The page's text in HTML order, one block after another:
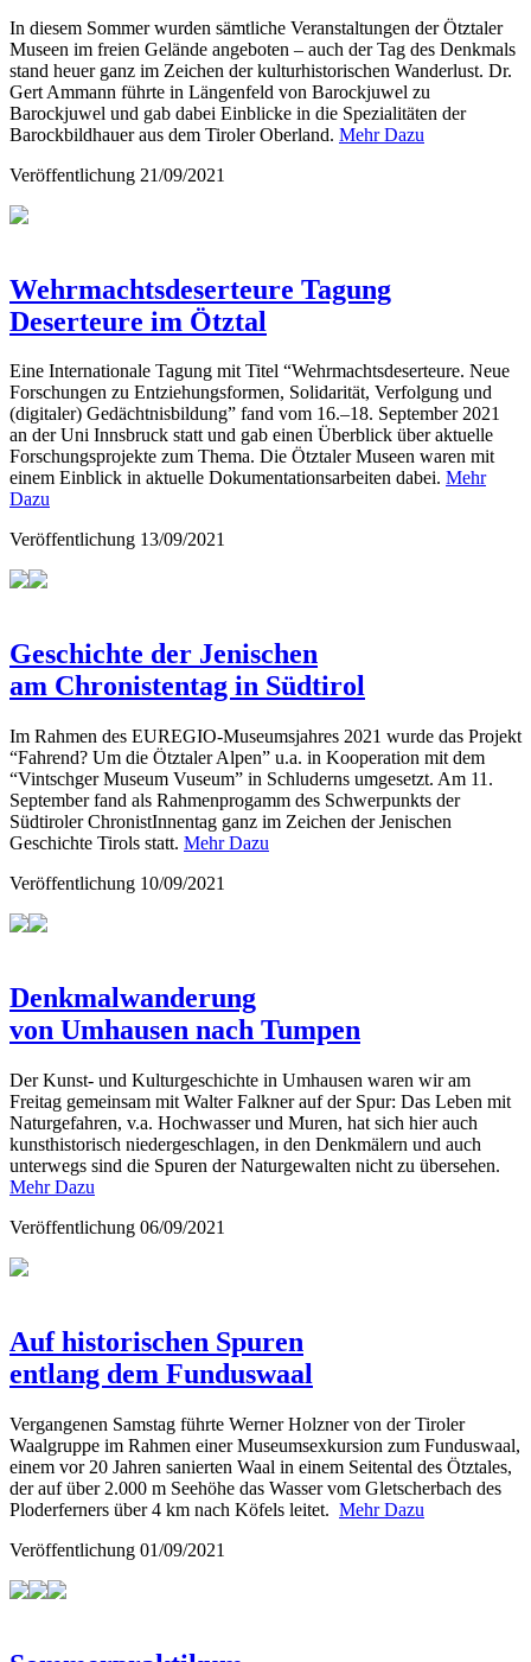
In diesem Sommer wurden sämtliche Veranstaltungen der Ötztaler
Museen im freien Gelände angeboten – auch der Tag des Denkmals
stand heuer ganz im Zeichen der kulturhistorischen Wanderlust. Dr.
Gert Ammann führte in Längenfeld von Barockjuwel zu
Barockjuwel und gab dabei Einblicke in die Spezialitäten der
Barockbildhauer aus dem Tiroler Oberland. Mehr Dazu
Veröffentlichung 21/09/2021
Wehrmachtsdeserteure Tagung
Deserteure im Ötztal
Eine Internationale Tagung mit Titel “Wehrmachtsdeserteure. Neue
Forschungen zu Entziehungsformen, Solidarität, Verfolgung und
(digitaler) Gedächtnisbildung” fand vom 16.–18. September 2021
an der Uni Innsbruck statt und gab einen Überblick über aktuelle
Forschungsprojekte zum Thema. Die Ötztaler Museen waren mit
einem Einblick in aktuelle Dokumentationsarbeiten dabei. Mehr
Dazu
Veröffentlichung 13/09/2021
Geschichte der Jenischen
am Chronistentag in Südtirol
Im Rahmen des EUREGIO-Museumsjahres 2021 wurde das Projekt
“Fahrend? Um die Ötztaler Alpen” u.a. in Kooperation mit dem
“Vintschger Museum Vuseum” in Schluderns umgesetzt. Am 11.
September fand als Rahmenprogamm des Schwerpunkts der
Südtiroler ChronistInnentag ganz im Zeichen der Jenischen
Geschichte Tirols statt. Mehr Dazu
Veröffentlichung 10/09/2021
Denkmalwanderung
von Umhausen nach Tumpen
Der Kunst- und Kulturgeschichte in Umhausen waren wir am
Freitag gemeinsam mit Walter Falkner auf der Spur: Das Leben mit
Naturgefahren, v.a. Hochwasser und Muren, hat sich hier auch
kunsthistorisch niedergeschlagen, in den Denkmälern und auch
unterwegs sind die Spuren der Naturgewalten nicht zu übersehen.
Mehr Dazu
Veröffentlichung 06/09/2021
Auf historischen Spuren
entlang dem Funduswaal
Vergangenen Samstag führte Werner Holzner von der Tiroler
Waalgruppe im Rahmen einer Museumsexkursion zum Funduswaal,
einem vor 20 Jahren sanierten Waal in einem Seitental des Ötztales,
der auf über 2.000 m Seehöhe das Wasser vom Gletscherbach des
Ploderferners über 4 km nach Köfels leitet. Mehr Dazu
Veröffentlichung 01/09/2021